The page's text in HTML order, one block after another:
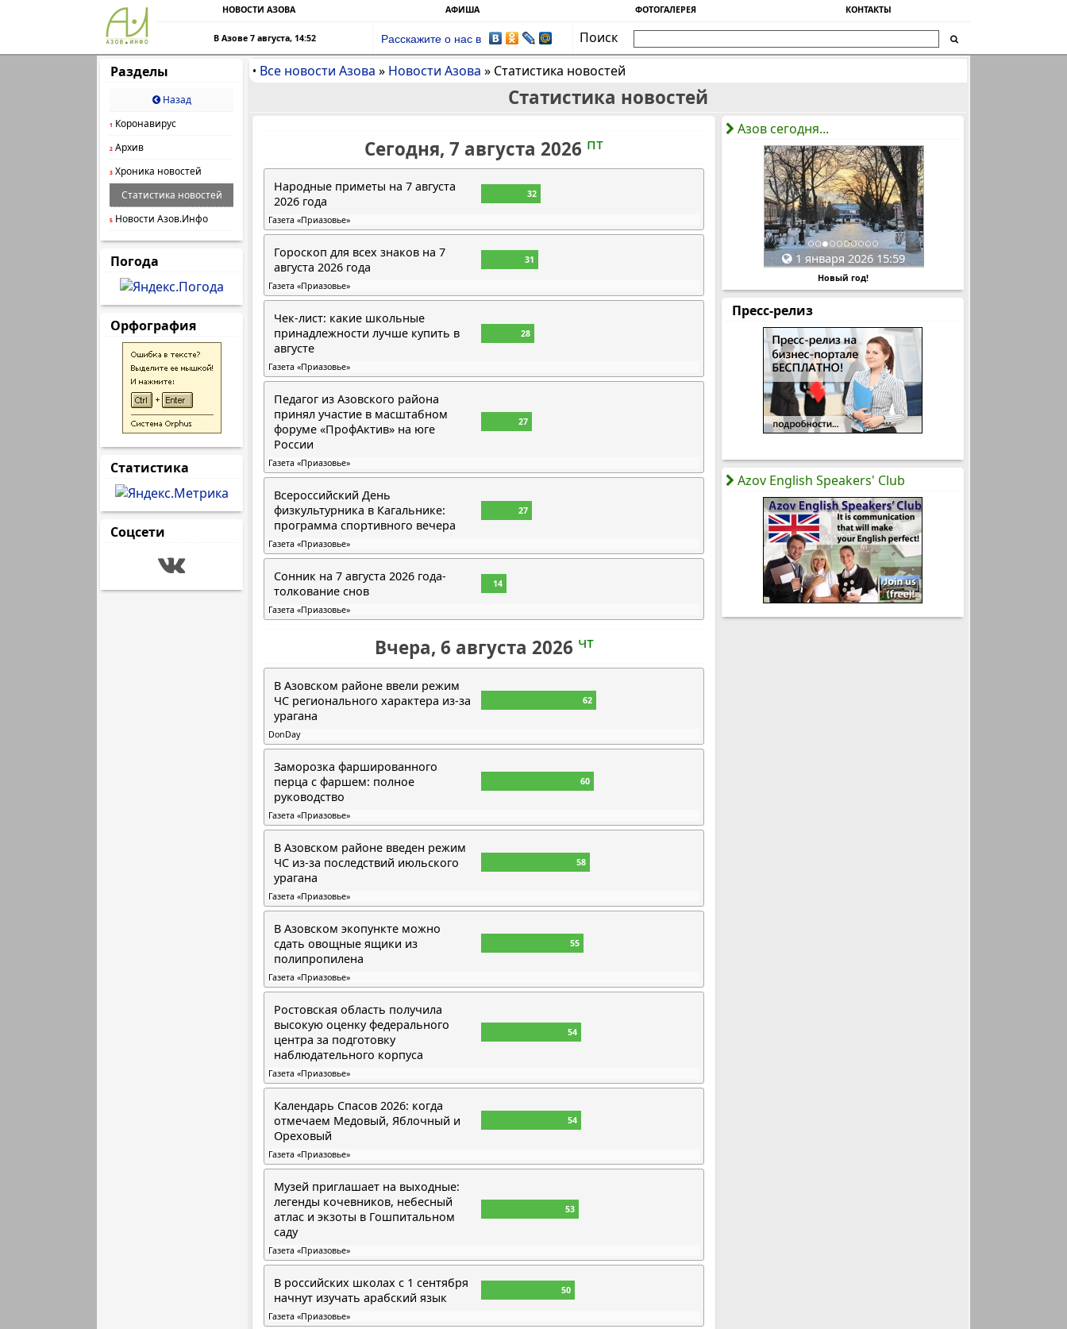
НОВОСТИ АЗОВА АФИША ФОТОГАЛЕРЕЯ КОНТАКТЫ
В Азове 7 августа, 14:52 Расскажите о нас в
Поиск
Разделы
Назад
1 Коронавирус
2 Архив
3 Хроника новостей
Статистика новостей
5 Новости Азов.Инфо
Погода
Орфография
Статистика
Соцсети
• Все новости Азова » Новости Азова » Статистика новостей
Статистика новостей
Сегодня, 7 августа 2026 пт
Народные приметы на 7 августа
2026 года
32
Газета «Приазовье»
Гороскоп для всех знаков на 7
августа 2026 года
31
Газета «Приазовье»
Чек-лист: какие школьные
принадлежности лучше купить в
августе
28
Газета «Приазовье»
Педагог из Азовского района
принял участие в масштабном
форуме «ПрофАктив» на юге
России
27
Газета «Приазовье»
Всероссийский День
физкультурника в Кагальнике:
программа спортивного вечера
27
Газета «Приазовье»
Сонник на 7 августа 2026 года-
толкование снов
14
Газета «Приазовье»
Вчера, 6 августа 2026 чт
В Азовском районе ввели режим
ЧС регионального характера из-за
урагана
62
DonDay
Заморозка фаршированного
перца с фаршем: полное
руководство
60
Газета «Приазовье»
В Азовском районе введен режим
ЧС из-за последствий июльского
урагана
58
Газета «Приазовье»
В Азовском экопункте можно
сдать овощные ящики из
полипропилена
55
Газета «Приазовье»
Ростовская область получила
высокую оценку федерального
центра за подготовку
наблюдательного корпуса
54
Газета «Приазовье»
Календарь Спасов 2026: когда
отмечаем Медовый, Яблочный и
Ореховый
54
Газета «Приазовье»
Музей приглашает на выходные:
легенды кочевников, небесный
атлас и экзоты в Гошпитальном
саду
53
Газета «Приазовье»
В российских школах с 1 сентября
начнут изучать арабский язык
50
Газета «Приазовье»
Азов сегодня...
1 января 2026 15:59
Новый год!
Пресс-релиз
Azov English Speakers' Club